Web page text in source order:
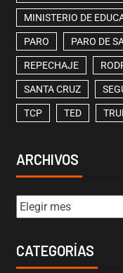
MINISTERIO DE
PARO PARO DE
REPECHAJE
SANTA CRUZ
TCP TED
ARCHIVOS
CATEGORÍAS